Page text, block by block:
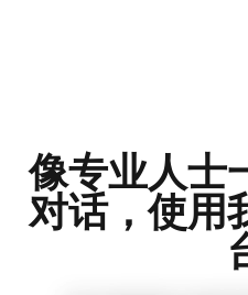
像专业人士
对话，使用